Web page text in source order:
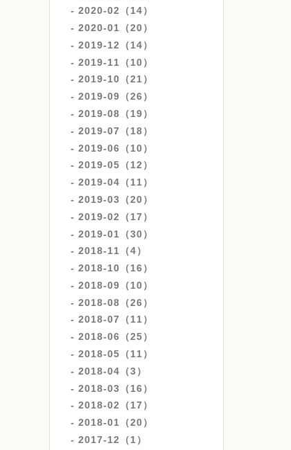
2020-02（14）
2020-01（20）
2019-12（14）
2019-11（10）
2019-10（21）
2019-09（26）
2019-08（19）
2019-07（18）
2019-06（10）
2019-05（12）
2019-04（11）
2019-03（20）
2019-02（17）
2019-01（30）
2018-11（4）
2018-10（16）
2018-09（10）
2018-08（26）
2018-07（11）
2018-06（25）
2018-05（11）
2018-04（3）
2018-03（16）
2018-02（17）
2018-01（20）
2017-12（1）